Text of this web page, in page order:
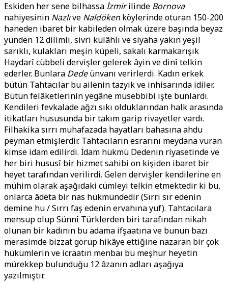
Eskiden her sene bilhassaİzmirilinde Bornova
nahiyesinin Nazlıve Naldökenköylerinde oturan 150-200
haneden ibaret bir kabileden olmak üzere başında beyaz
yünden 12 dilimli, sivri külâhlı ve siyaha yakın yeşil
sarıklı, kulakları meşin küpeli, sakalı karmakarışık
Haydarî cübbeli dervişler gelerek âyin ve dinî telkin
ederler. Bunlara Dedeünvanı verirlerdi. Kadın erkek
bütün Tahtacılar bu ailenin tazyik ve inhisarında idiler.
Bütün felâketlerinin yegâne müsebbibi işte bunlardı.
Kendileri fevkalade ağzı sıkı olduklarından halk arasında
itikatları hususunda bir takım garip rivayetler vardı.
Filhakika sırrı muhafazada hayatları bahasına ahdu
peyman etmişlerdir. Tahtacıların esrarını meydana vuran
kimse idam edilirdi. İdam hükmü Dedenin riyasetinde ve
her biri hususî bir hizmet sahibi on kişiden ibaret bir
heyet tarafından verilirdi. Gelen dervişler kendilerine en
mühim olarak aşağıdaki cümleyi telkin etmektedir ki bu,
onlarca âdeta bir nas hükmündedir (Sırrı sır edenin
demine hu / Sırrı faş edenin ervahına yuf). Tahtacılara
mensup olup Sünnî Türklerden biri tarafından nikah
olunan bir kadının bu adama ifşaatına ve bunun bazı
merasimde bizzat görüp hikâye ettiğine nazaran bir çok
hükümlerin ve icraatın menbaı bu meşhur heyetin
mürekkep bulunduğu 12 âzanın adları aşağıya
yazılmıştır.